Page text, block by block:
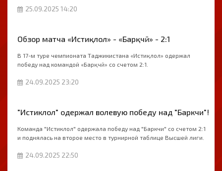
25.09.2025 14:20
Обзор матча «Истиқлол» - «Барқчӣ» - 2:1
В 17-м туре чемпионата Таджикистана «Истиқлол» одержал
победу над командой «Барқчӣ» со счетом 2:1.
24.09.2025 23:20
"Истиклол" одержал волевую победу над "Баркчи"!
Команда "Истиклол" одержала победу над "Баркчи" со счетом 2:1
и поднялась на второе место в турнирной таблице Высшей лиги.
24.09.2025 22:50